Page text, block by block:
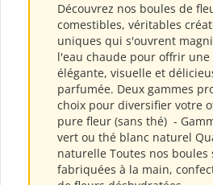
Découvrez nos boules de
comestibles, véritables
uniques qui s'ouvrent
l'eau chaude pour offrir
élégante, visuelle et
parfumée. Deux gammes
choix pour diversifier votre
pure fleur (sans thé) ​ -
vert ou thé blanc naturel
naturelle Toutes nos boules
fabriquées à la main,